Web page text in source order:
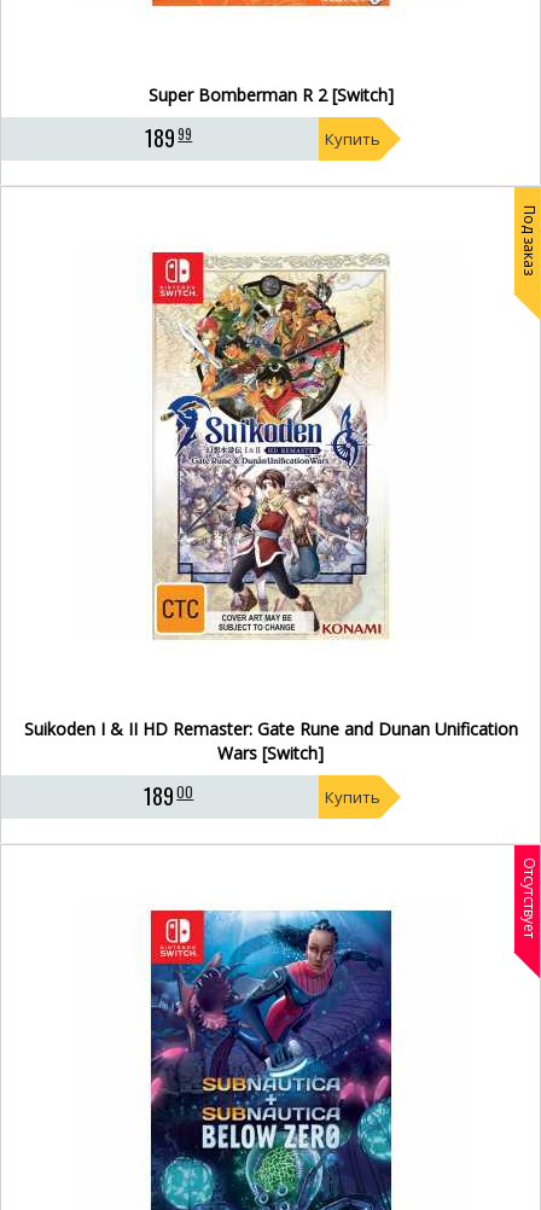
Super Bomberman R 2 [Switch]
18999 Купить
Под заказ
Suikoden I & II HD Remaster: Gate Rune and Dunan Unification
Wars [Switch]
18900 Купить
- 14%
Отсутствует